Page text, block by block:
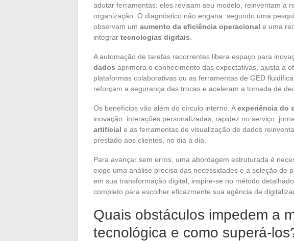
adotar ferramentas: eles revisam seu modelo, reinventam a
organização. O diagnóstico não engana: segundo uma
observam um aumento da eficiência operacional e uma
integrar tecnologias digitais
A automação de tarefas recorrentes libera espaço para
dados aprimora o conhecimento das expectativas, ajusta a
plataformas colaborativas ou as ferramentas de GED
reforçam a segurança das trocas e aceleram a tomada de
Os benefícios vão além do círculo interno. Aexperiência do
inovação: interações personalizadas, rapidez no serviço,
artificial e as ferramentas de visualização de dados
prestado aos clientes, no dia a dia.
Para avançar sem erros, uma abordagem estruturada é
exige uma análise precisa das necessidades e a seleção de
em sua transformação digital, inspire-se no método
completo para escolher eficazmente sua agência de
Quais obstáculos impedem a
tecnológica e como superá-